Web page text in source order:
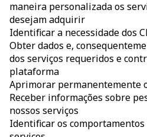
maneira personalizada os
desejam adquirir
Identificar a necessidade dos
Obter dados e,
dos serviços requeridos e
plataforma
Aprimorar permanentemente
Receber informações sobre
nossos serviços
Identificar os